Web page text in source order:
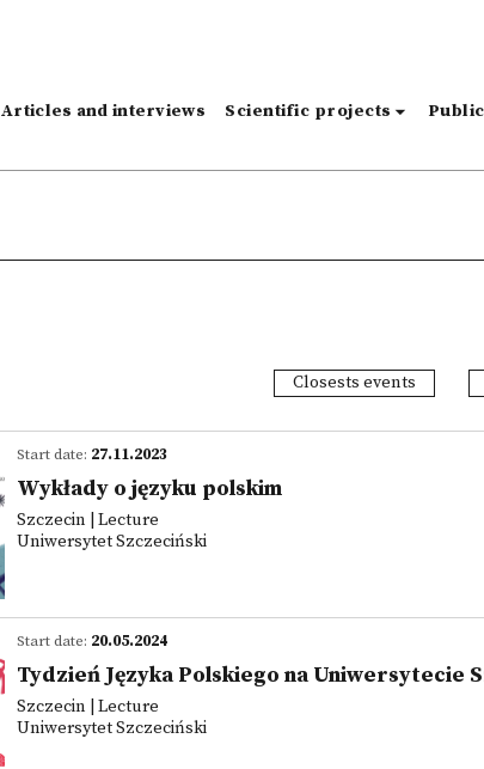
Articles and interviews Scientific projects
Closests events
Start date: 27.11.2023
Wykłady o języku polskim
Szczecin | Lecture
Uniwersytet Szczeciński
Start date: 20.05.2024
Tydzień Języka Polskiego na Uniwersytecie
Szczecin | Lecture
Uniwersytet Szczeciński